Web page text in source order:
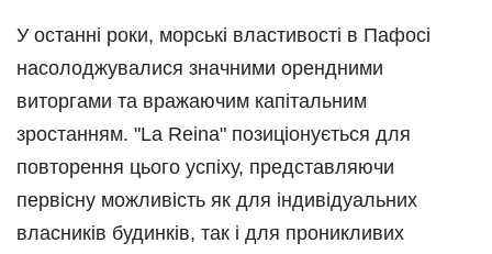
У останні роки, морські властивості в Пафосі
насолоджувалися значними орендними
виторгами та вражаючим капітальним
зростанням. "La Reina" позиціонується для
повторення цього успіху, представляючи
первісну можливість як для індивідуальних
власників будинків, так і для проникливих